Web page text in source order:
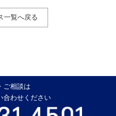
一覧へ戻る
ご相談は
合わせください